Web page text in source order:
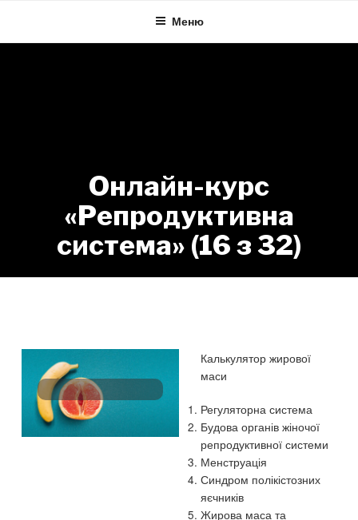
content
Меню
Онлайн-курс
«Репродуктивна
система» (16 з 32)
Калькулятор жирової
маси
Регуляторна система
Будова органів жіночої
репродуктивної системи
Менструація
Синдром полікістозних
яєчників
Жирова маса та